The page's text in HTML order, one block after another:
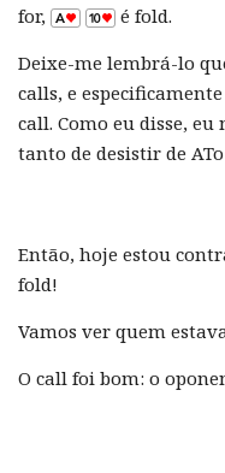
for,
é fold.
Deixe-me lembrá-lo
calls, e
call. Como eu disse,
tanto de desistir de
Então, hoje estou
fold!
Vamos ver quem
O call foi bom: o